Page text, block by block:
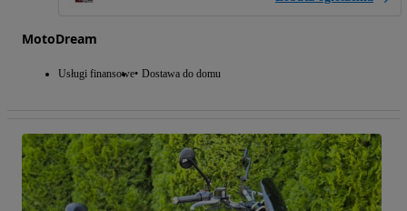
MotoDream
Usługi finansowe Dostawa do domu